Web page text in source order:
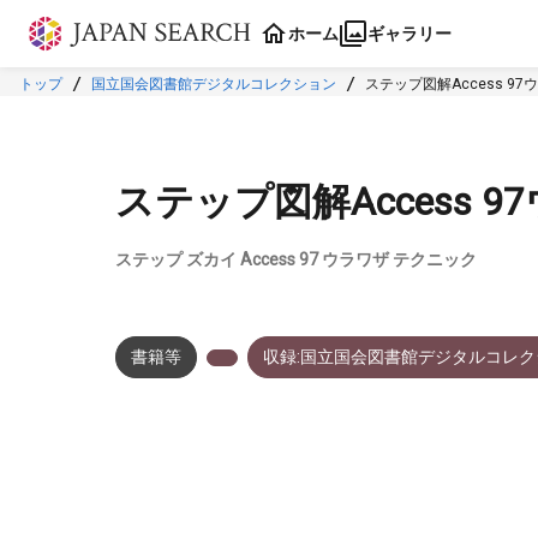
本文に飛ぶ
ホーム ギャラリー
トップ 国立国会図書館デジタルコレクション ステップ図解Access 97
ステップ図解Access
ステップ ズカイ Access 97 ウラワザ テクニック
書籍等 収録:国立国会図書館デジタルコレ